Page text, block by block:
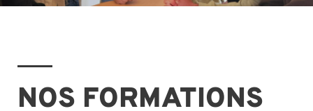
CHERCHER
NOS FORMATIONS